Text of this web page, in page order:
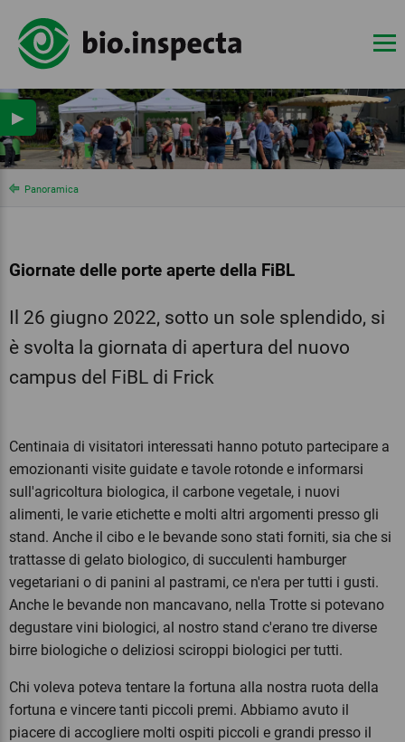
Panoramica
Giornate delle porte aperte della FiBL
Il 26 giugno 2022, sotto un sole splendido, si
è svolta la giornata di apertura del nuovo
campus del FiBL di Frick
Centinaia di visitatori interessati hanno potuto partecipare a
emozionanti visite guidate e tavole rotonde e informarsi
sull'agricoltura biologica, il carbone vegetale, i nuovi
alimenti, le varie etichette e molti altri argomenti presso gli
stand. Anche il cibo e le bevande sono stati forniti, sia che si
trattasse di gelato biologico, di succulenti hamburger
vegetariani o di panini al pastrami, ce n'era per tutti i gusti.
Anche le bevande non mancavano, nella Trotte si potevano
degustare vini biologici, al nostro stand c'erano tre diverse
birre biologiche o deliziosi sciroppi biologici per tutti.
Chi voleva poteva tentare la fortuna alla nostra ruota della
fortuna e vincere tanti piccoli premi. Abbiamo avuto il
piacere di accogliere molti ospiti piccoli e grandi presso il
▶